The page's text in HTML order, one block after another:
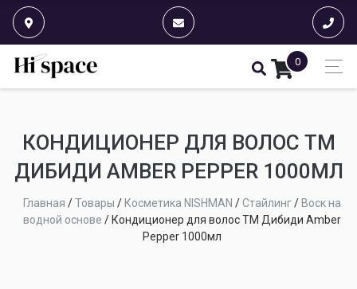
0
КОНДИЦИОНЕР ДЛЯ ВОЛОС ТМ
ДИБИДИ AMBER PEPPER 1000МЛ
Главная /Товары / Косметика NISHMAN /Стайлинг/ Воск на
водной основе / Кондиционер для волос ТМ Дибиди Amber
Pepper 1000мл